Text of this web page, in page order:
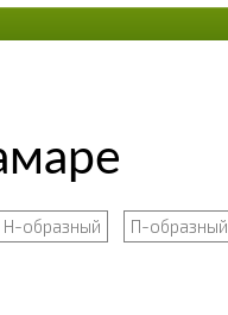
Н-образный
П-образный